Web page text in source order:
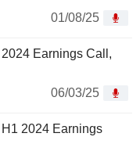
01/08/25
Earnings Call,
06/03/25
2024 Earnings